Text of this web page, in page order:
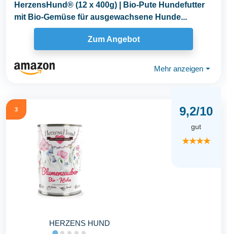
HerzensHund® (12 x 400g) | Bio-Pute Hundefutter
mit Bio-Gemüse für ausgewachsene Hunde...
Zum Angebot
Mehr anzeigen ⏷
3
HERZENS HUND
9,2/10
gut
★★★★